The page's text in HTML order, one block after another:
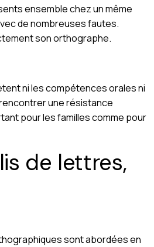
ensemble chez un même
de nombreuses fautes.
son orthographe.
ni les compétences orales ni
une résistance
pour les familles comme pour
de lettres,
sont abordées en